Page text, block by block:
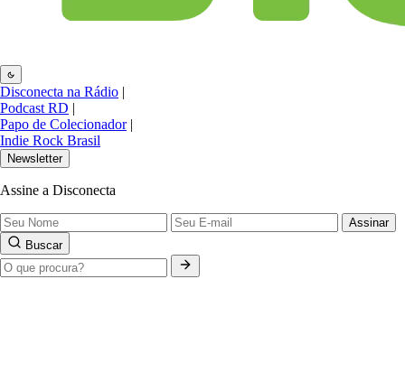
Disconecta na Rádio |
Podcast RD |
Papo de Colecionador |
Indie Rock Brasil
Newsletter
Assine a Disconecta
Assinar
Buscar